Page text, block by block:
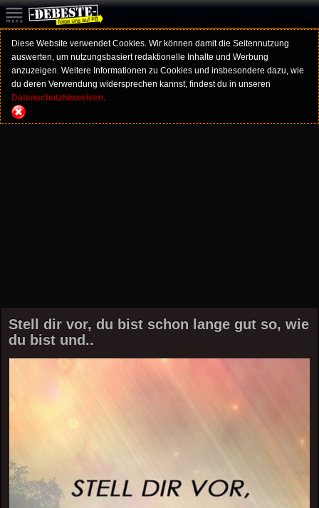
Diese Website verwendet Cookies. Wir können damit die Seitennutzung
auswerten, um nutzungsbasiert redaktionelle Inhalte und Werbung
anzuzeigen. Weitere Informationen zu Cookies und insbesondere dazu, wie
du deren Verwendung widersprechen kannst, findest du in unseren
Datenschutzhinweisen.
Stell dir vor, du bist schon lange gut so, wie
du bist und..